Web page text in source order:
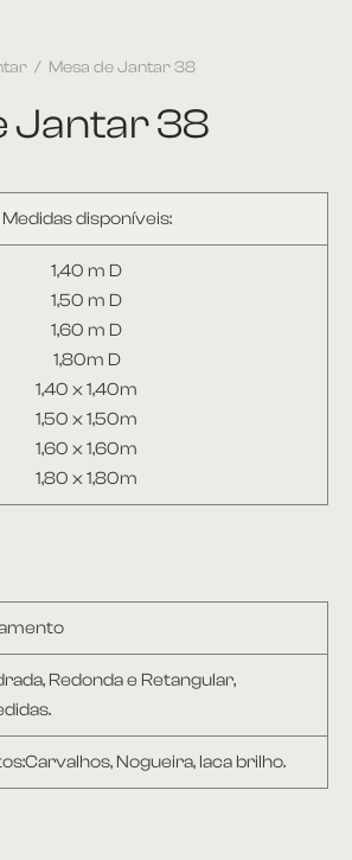
/ Mesa de Jantar 38
Jantar 38
Medidas disponíveis:
1,40 m D
1,50 m D
1,60 m D
1,80m D
1,40 x 1,40m
1,50 x 1,50m
1,60 x 1,60m
1,80 x 1,80m
Redonda e Retangular,
Nogueira, laca brilho.